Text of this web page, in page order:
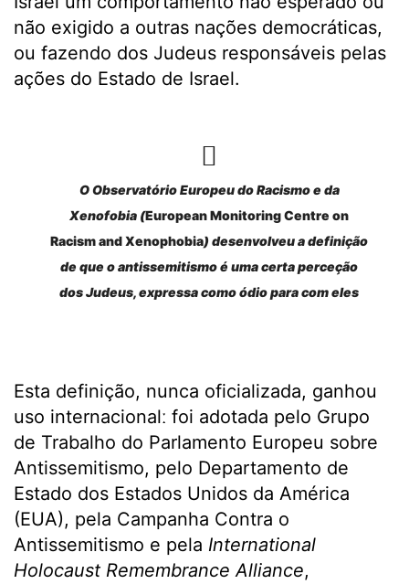
não exigido a outras nações democráticas,
ou fazendo dos Judeus responsáveis pelas
ações do Estado de Israel.
O Observatório Europeu do Racismo e da
Xenofobia (European Monitoring Centre on
Racism and Xenophobia) desenvolveu a definição
de que o antissemitismo é uma certa perceção
dos Judeus, expressa como ódio para com eles
Esta definição, nunca oficializada, ganhou
uso internacionalː foi adotada pelo Grupo
de Trabalho do Parlamento Europeu sobre
Antissemitismo, pelo Departamento de
Estado dos Estados Unidos da América
(EUA), pela Campanha Contra o
Antissemitismo e pela International
Holocaust Remembrance Alliance,